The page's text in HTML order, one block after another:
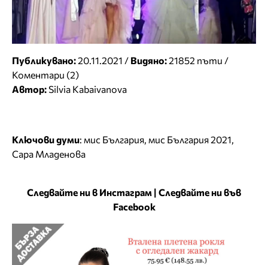
Публикувано:20.11.2021 / Видяно:21852 пъти /
Коментари (2)
Автор:Silvia Kabaivanova
Ключови думи: мис България, мис България 2021,
Сара Младенова
Следвайте ни в Инстаграм | Следвайте ни във
Facebook